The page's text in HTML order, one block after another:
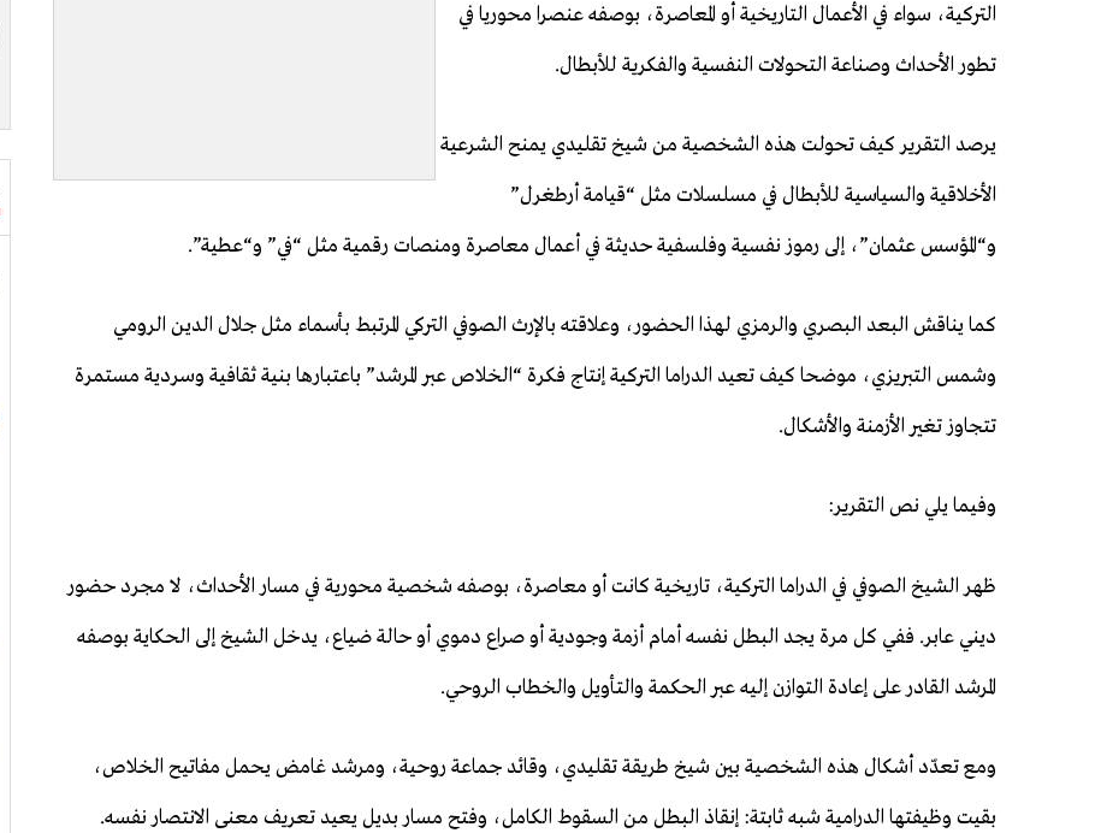
التركية، سواء في الأعمال التاريخية أو المعاصرة، بوصفه عنصرا محوريا في
تطور الأحداث وصناعة التحولات النفسية والفكرية للأبطال.
يرصد التقرير كيف تحولت هذه الشخصية من شيخ تقليدي يمنح الشرعية
الأخلاقية والسياسية للأبطال في مسلسلات مثل “قيامة أرطغرل”
و“المؤسس عثمان”، إلى رموز نفسية وفلسفية حديثة في أعمال معاصرة ومنصات رقمية مثل “في” و“عطية”.
كما يناقش البعد البصري والرمزي لهذا الحضور، وعلاقته بالإرث الصوفي التركي المرتبط بأسماء مثل جلال الدين الرومي
وشمس التبريزي، موضحا كيف تعيد الدراما التركية إنتاج فكرة “الخلاص عبر المرشد” باعتبارها بنية ثقافية وسردية مستمرة
تتجاوز تغير الأزمنة والأشكال.
وفيما يلي نص التقرير:
ظهر الشيخ الصوفي في الدراما التركية، تاريخية كانت أو معاصرة، بوصفه شخصية محورية في مسار الأحداث، لا مجرد حضور
ديني عابر. ففي كل مرة يجد البطل نفسه أمام أزمة وجودية أو صراع دموي أو حالة ضياع، يدخل الشيخ إلى الحكاية بوصفه
المرشد القادر على إعادة التوازن إليه عبر الحكمة والتأويل والخطاب الروحي.
ومع تعدّد أشكال هذه الشخصية بين شيخ طريقة تقليدي، وقائد جماعة روحية، ومرشد غامض يحمل مفاتيح الخلاص،
بقيت وظيفتها الدرامية شبه ثابتة: إنقاذ البطل من السقوط الكامل، وفتح مسار بديل يعيد تعريف معنى الانتصار نفسه.